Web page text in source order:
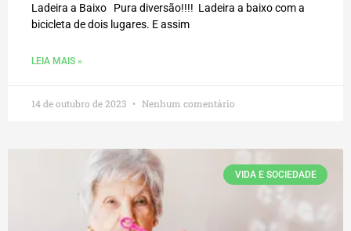
Ladeira a Baixo Pura diversão!!!! Ladeira a baixo com a
bicicleta de dois lugares. E assim
LEIA MAIS »
14 de outubro de 2023 Nenhum comentário
VIDA E SOCIEDADE